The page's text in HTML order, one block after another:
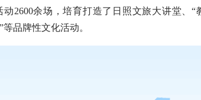
2600余场，培育打造了日照文旅大讲堂、
品牌性文化活动。